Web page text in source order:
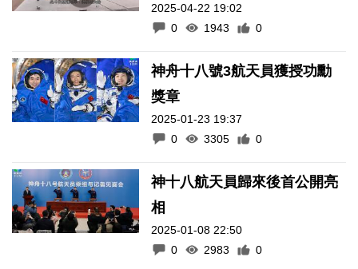
2025-04-22 19:02
0
1943 0
神舟十八號3航天員獲授功勳
獎章
2025-01-23 19:37
0
3305 0
神十八航天員歸來後首公開亮
相
2025-01-08 22:50
0
2983 0